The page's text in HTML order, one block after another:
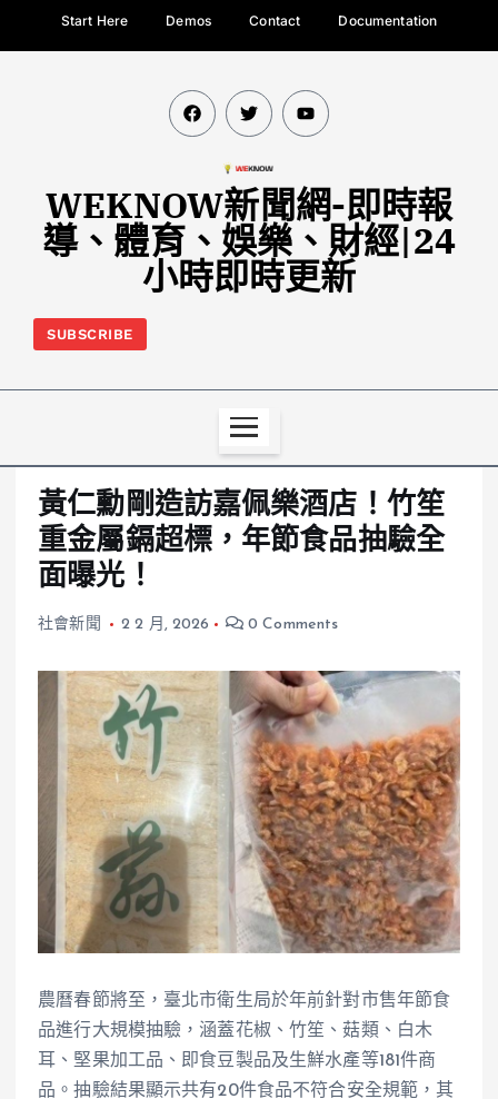
Start Here Demos Contact Documentation
WEKNOW新聞網-即時報
導、體育、娛樂、財經|24
小時即時更新
SUBSCRIBE
黃仁勳剛造訪嘉佩樂酒店！竹笙
重金屬鎘超標，年節食品抽驗全
面曝光！
社會新聞 2 2 月, 2026 0 Comments
農曆春節將至，臺北市衛生局於年前針對市售年節食
品進行大規模抽驗，涵蓋花椒、竹笙、菇類、白木
耳、堅果加工品、即食豆製品及生鮮水產等181件商
品。抽驗結果顯示共有20件食品不符合安全規範，其